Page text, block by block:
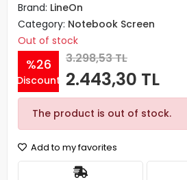
Brand: LineOn
Category: Notebook Screen
Out of stock
%26
Discount
3.298,53 TL
2.443,30 TL
The product is out of stock.
Add to my favorites